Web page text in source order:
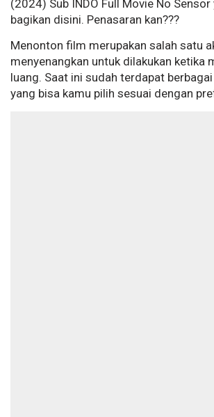
(2024) Sub INDO Full Movie No
bagikan disini. Penasaran kan???
Menonton film merupakan salah satu
menyenangkan untuk dilakukan ketika
luang. Saat ini sudah terdapat
yang bisa kamu pilih sesuai dengan